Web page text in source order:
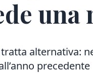
una
alternativa:
precedente